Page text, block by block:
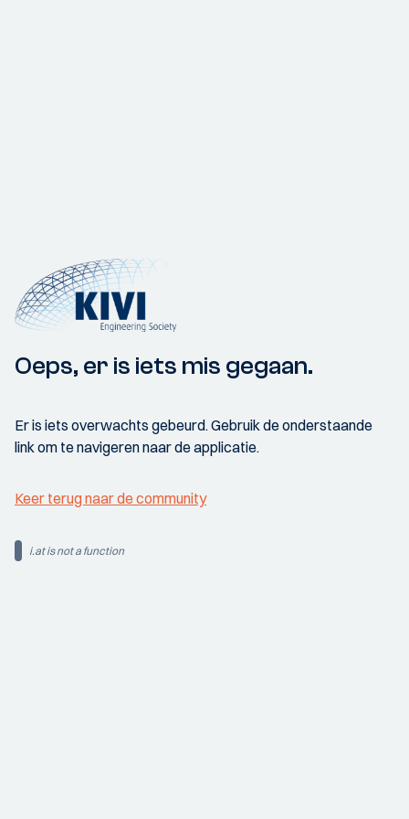
Oeps, er is iets mis gegaan.
Er is iets overwachts gebeurd. Gebruik de onderstaande
link om te navigeren naar de applicatie.
Keer terug naar de community
i.at is not a function